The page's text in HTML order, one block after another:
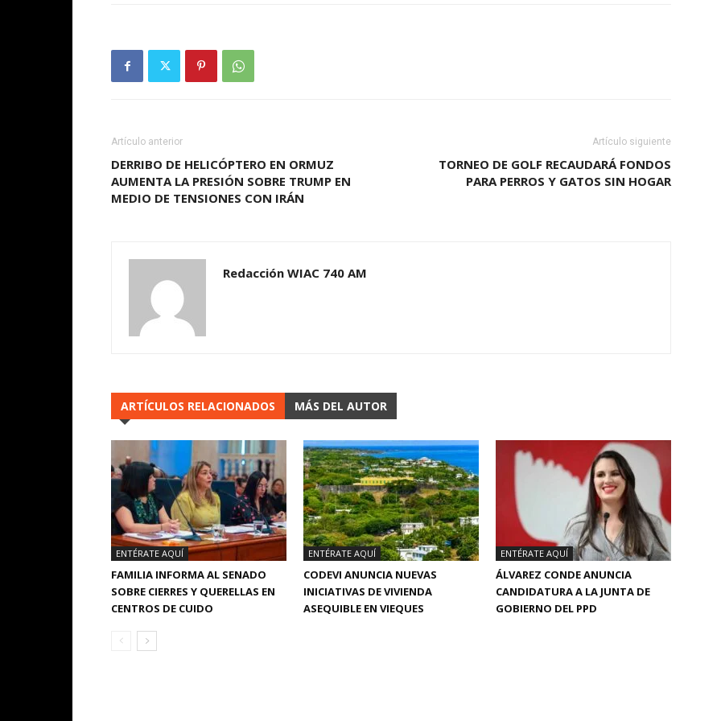
Artículo anterior
DERRIBO DE HELICÓPTERO EN ORMUZ
AUMENTA LA PRESIÓN SOBRE TRUMP EN
MEDIO DE TENSIONES CON IRÁN
Artículo siguiente
TORNEO DE GOLF RECAUDARÁ FONDOS
PARA PERROS Y GATOS SIN HOGAR
Redacción WIAC 740 AM
ARTÍCULOS RELACIONADOS MÁS DEL AUTOR
ENTÉRATE AQUÍ
FAMILIA INFORMA AL SENADO
SOBRE CIERRES Y QUERELLAS EN
CENTROS DE CUIDO
ENTÉRATE AQUÍ
CODEVI ANUNCIA NUEVAS
INICIATIVAS DE VIVIENDA
ASEQUIBLE EN VIEQUES
ENTÉRATE AQUÍ
ÁLVAREZ CONDE ANUNCIA
CANDIDATURA A LA JUNTA DE
GOBIERNO DEL PPD